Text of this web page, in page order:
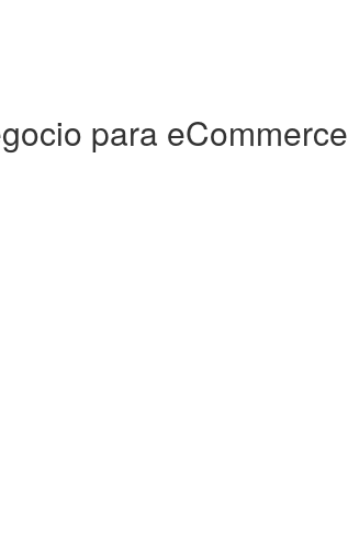
para eCommerce